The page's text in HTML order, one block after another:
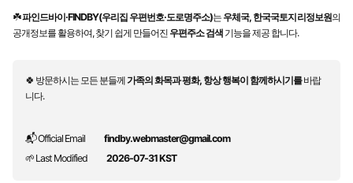
☘️파인드바이·FINDBY(우리집 우편번호·도로명주소)는 우체국, 한국국토지리정보원의
공개정보를 활용하여, 찾기 쉽게 만들어진 우편주소 검색 기능을 제공 합니다.
🍀 방문하시는 모든 분들께가족의 화목과 평화, 항상 행복이 함께하시기를바랍
니다.
📬 Official Email
findby.webmaster@gmail.com
🌱 Last Modified
2026-07-31 KST